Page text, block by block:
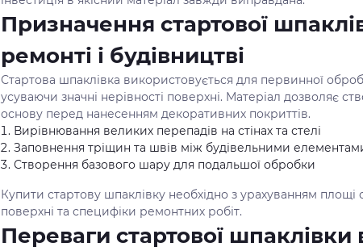
Призначення стартової
ремонті і будівництві
Стартова шпаклівка використовується для первинної
усуваючи значні нерівності поверхні. Матеріал дозволяє
основу перед нанесенням декоративних покриттів.
Вирівнювання великих перепадів на стінах та стелі
Заповнення тріщин та швів між будівельними
Створення базового шару для подальшої обробки
Купити стартову шпаклівку необхідно з урахуванням площі
поверхні та специфіки ремонтних робіт.
Переваги стартової шпаклівки